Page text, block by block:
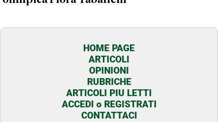
HOME PAGE
ARTICOLI
OPINIONI
RUBRICHE
ARTICOLI PIU LETTI
ACCEDI o REGISTRATI
CONTATTACI